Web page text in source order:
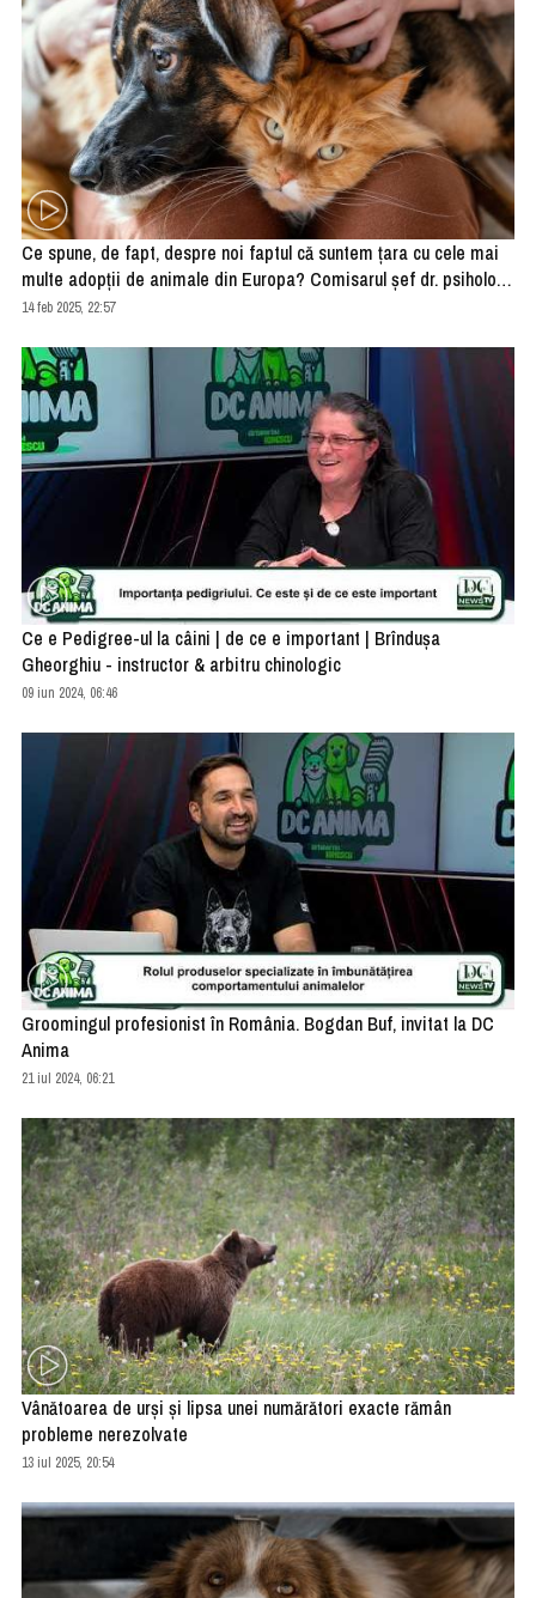
Ce spune, de fapt, despre noi faptul că suntem țara cu cele mai
multe adopții de animale din Europa? Comisarul șef dr. psiholog
Dorin Dumitran are o teorie care ridică multe semne de întrebare
14 feb 2025, 22:57
Ce e Pedigree-ul la câini | de ce e important | Brîndușa
Gheorghiu - instructor & arbitru chinologic
09 iun 2024, 06:46
Groomingul profesionist în România. Bogdan Buf, invitat la DC
Anima
21 iul 2024, 06:21
Vânătoarea de urși și lipsa unei numărători exacte rămân
probleme nerezolvate
13 iul 2025, 20:54